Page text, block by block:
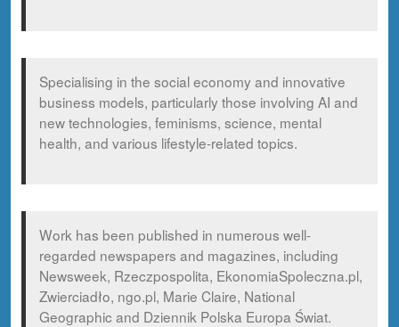
Specialising in the social economy and innovative
business models, particularly those involving AI and
new technologies, feminisms, science, mental
health, and various lifestyle-related topics.
Work has been published in numerous well-
regarded newspapers and magazines, including
Newsweek, Rzeczpospolita, EkonomiaSpoleczna.pl,
Zwierciadło, ngo.pl, Marie Claire, National
Geographic and Dziennik Polska Europa Świat.